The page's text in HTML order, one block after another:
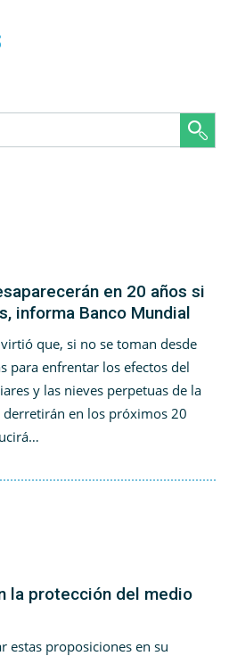
en 20 años si
informa Banco Mundial
que, si no se toman desde
para enfrentar los efectos del
y las nieves perpetuas de la
en los próximos 20
la protección del medio
estas proposiciones en su